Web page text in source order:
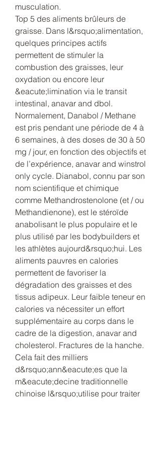
musculation.
Top 5 des aliments brûleurs de
graisse. Dans l&rsquo;alimentation,
quelques principes actifs
permettent de stimuler la
combustion des graisses, leur
oxydation ou encore leur
&eacute;limination via le transit
intestinal, anavar and dbol.
Normalement, Danabol / Methane
est pris pendant une période de 4 à
6 semaines, à des doses de 30 à 50
mg / jour, en fonction des objectifs et
de l’expérience, anavar and winstrol
only cycle. Dianabol, connu par son
nom scientifique et chimique
comme Methandrostenolone (et / ou
Methandienone), est le stéroïde
anabolisant le plus populaire et le
plus utilisé par les bodybuilders et
les athlètes aujourd&rsquo;hui. Les
aliments pauvres en calories
permettent de favoriser la
dégradation des graisses et des
tissus adipeux. Leur faible teneur en
calories va nécessiter un effort
supplémentaire au corps dans le
cadre de la digestion, anavar and
cholesterol. Fractures de la hanche.
Cela fait des milliers
d&rsquo;ann&eacute;es que la
m&eacute;decine traditionnelle
chinoise l&rsquo;utilise pour traiter